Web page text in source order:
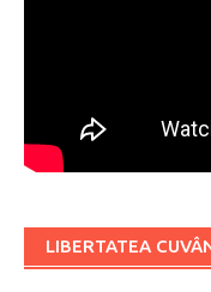
LIBERTATEA